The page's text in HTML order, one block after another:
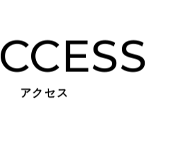
CCESS
アクセス